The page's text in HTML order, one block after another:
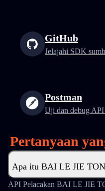
GitHub
Jelajahi SDK
Postman
Uji dan debug
Pertanyaan
Apa itu BAI LE JIE
API Pelacakan BAI LE JIE